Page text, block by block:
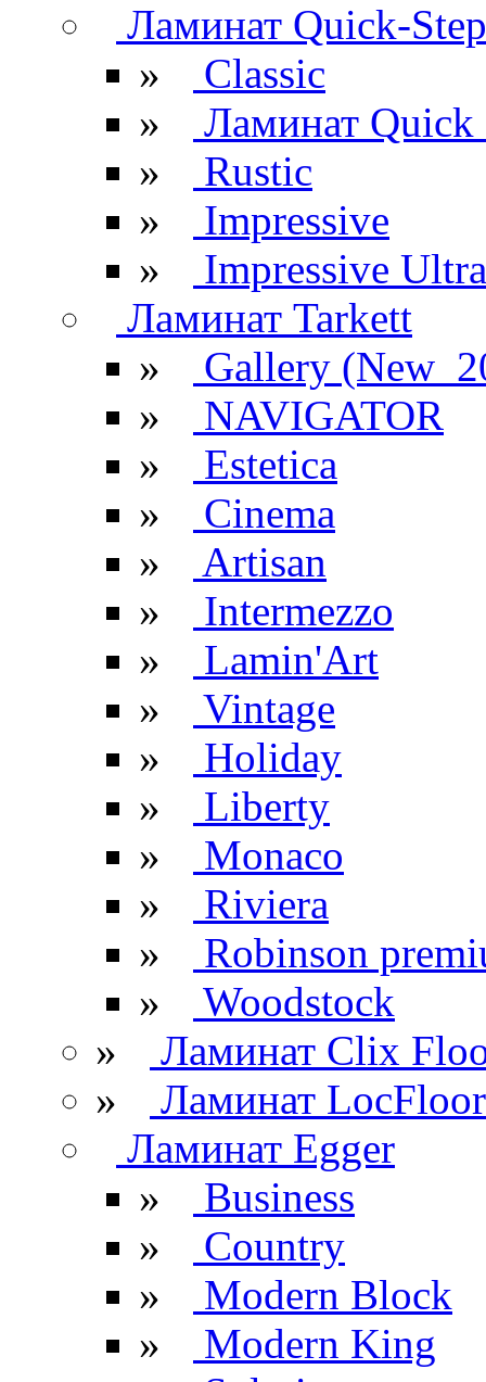
Ламинат Quick-Step
»
Classic
»
Ламинат Quick
»
Rustic
»
Impressive
»
Impressive Ultra
Ламинат Tarkett
»
Gallery
»
NAVIGATOR
»
Estetica
»
Cinema
»
Artisan
»
Intermezzo
»
Lamin'Art
»
Vintage
»
Holiday
»
Liberty
»
Monaco
»
Riviera
»
Robinson
»
Woodstock
»
Ламинат Clix
»
Ламинат LocFloor
Ламинат Egger
»
Business
»
Country
»
Modern Block
»
Modern King